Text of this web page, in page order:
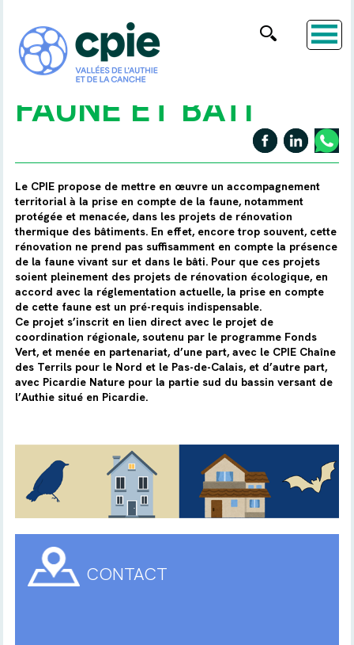
FAUNE ET BÂTI
Le CPIE propose de mettre en œuvre un accompagnement
territorial à la prise en compte de la faune, notamment
protégée et menacée, dans les projets de rénovation
thermique des bâtiments. En effet, encore trop souvent, cette
rénovation ne prend pas suffisamment en compte la présence
de la faune vivant sur et dans le bâti. Pour que ces projets
soient pleinement des projets de rénovation écologique, en
accord avec la réglementation actuelle, la prise en compte
de cette faune est un pré-requis indispensable.
Ce projet s’inscrit en lien direct avec le projet de
coordination régionale, soutenu par le programme Fonds
Vert, et menée en partenariat, d’une part, avec le CPIE Chaîne
des Terrils pour le Nord et le Pas-de-Calais, et d’autre part,
avec Picardie Nature pour la partie sud du bassin versant de
l’Authie situé en Picardie.
CONTACT